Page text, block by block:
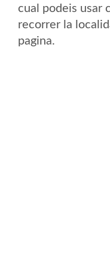
cual podeis usar
recorrer la
pagina.